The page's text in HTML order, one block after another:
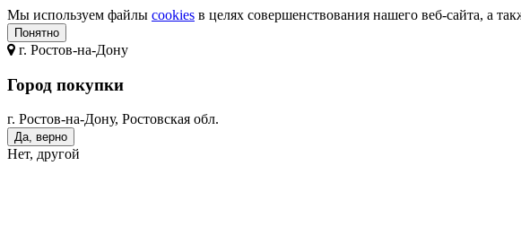
Мы используем файлы cookies в целях совершенствования нашего веб-сайта, а
Понятно
г. Ростов-на-Дону
Город покупки
г. Ростов-на-Дону, Ростовская обл.
Да, верно
Нет, другой